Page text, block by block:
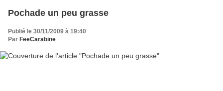
Pochade un peu grasse
Publié le 30/11/2009 à 19:40
Par FeeCarabine